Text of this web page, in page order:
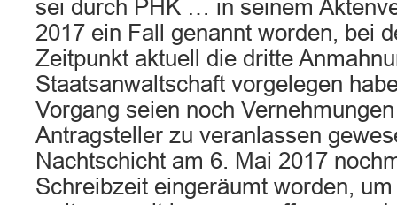
sei durch PHK … in seinem
2017 ein Fall genannt worden, bei
Zeitpunkt aktuell die dritte
Staatsanwaltschaft vorgelegen
Vorgang seien noch
Antragsteller zu veranlassen
Nachtschicht am 6. Mai 2017
Schreibzeit eingeräumt worden,